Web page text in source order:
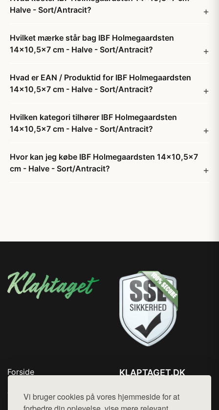
Vi bruger cookies på vores hjemmeside for at
Halve - Sort/Antracit?
Hvilket mærke står bag IBF Holmegaardsten
14x10,5x7 cm - Halve - Sort/Antracit?
Hvad er EAN / Produktid for IBF Holmegaardsten
14x10,5x7 cm - Halve - Sort/Antracit?
Hvilken kategori tilhører IBF Holmegaardsten
14x10,5x7 cm - Halve - Sort/Antracit?
Hvor kan jeg købe IBF Holmegaardsten 14x10,5x7
cm - Halve - Sort/Antracit?
Forside
Top Rabatter
Blog
KLAPTAGET.DK
Mail: hej@want.dk